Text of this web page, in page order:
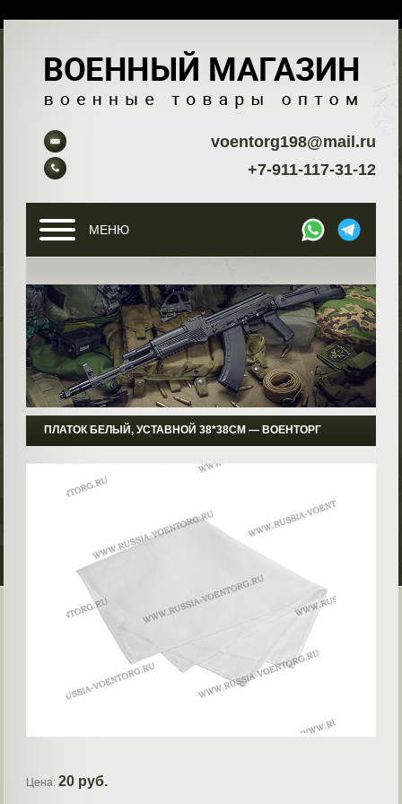
voentorg198@mail.ru
+7-911-117-31-12
МЕНЮ
ПЛАТОК БЕЛЫЙ, УСТАВНОЙ 38*38СМ ― ВОЕНТОРГ
Цена:20 руб.